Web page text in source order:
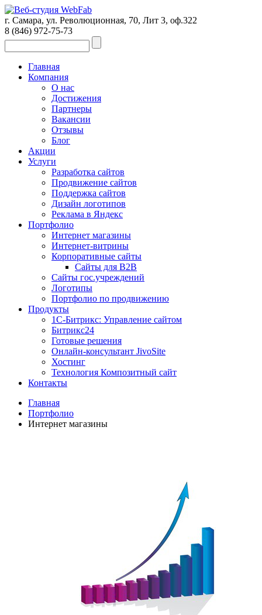
г. Самара, ул. Революционная, 70, Лит 3, оф.322
8 (846) 972-75-73
Главная
Компания
О нас
Достижения
Партнеры
Вакансии
Отзывы
Блог
Акции
Услуги
Разработка сайтов
Продвижение сайтов
Поддержка сайтов
Дизайн логотипов
Реклама в Яндекс
Портфолио
Интернет магазины
Интернет-витрины
Корпоративные сайты
Сайты для B2B
Сайты гос.учреждений
Логотипы
Портфолио по продвижению
Продукты
1С-Битрикс: Управление сайтом
Битрикс24
Готовые решения
Онлайн-консультант JivoSite
Хостинг
Технология Композитный сайт
Контакты
Главная
Портфолио
Интернет магазины